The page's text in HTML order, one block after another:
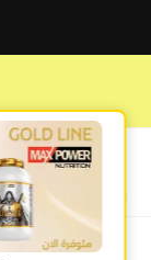
0 MENU
Next Product